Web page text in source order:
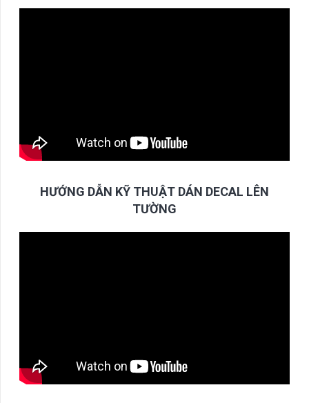
HƯỚNG DẪN KỸ THUẬT DÁN DECAL LÊN
TƯỜNG